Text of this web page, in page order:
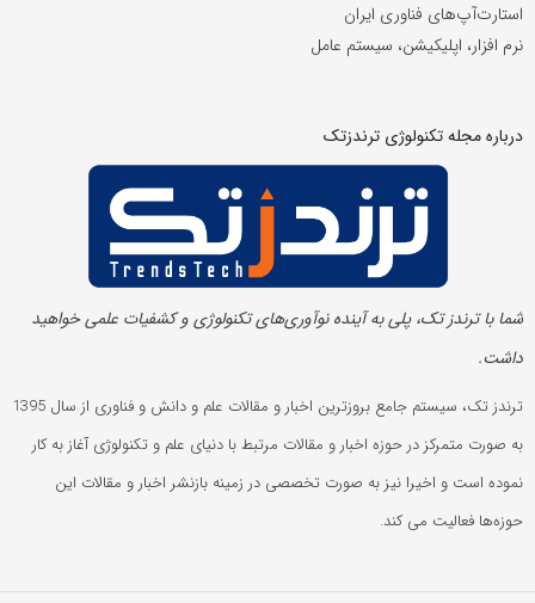
استارت‌آپ‌های فناوری ایران
نرم افزار، اپلیکیشن، سیستم عامل
درباره مجله تکنولوژی ترندزتک
شما با ترندز تک، پلی به آینده‌ نوآوری‌های تکنولوژی و کشفیات علمی خواهید
داشت.
ترندز تک، سیستم جامع بروزترین اخبار و مقالات علم و دانش و فناوری از سال 1395
به صورت متمرکز در حوزه اخبار و مقالات مرتبط با دنیای علم و تکنولوژی آغاز به کار
نموده است و اخیرا نیز به صورت تخصصی در زمینه بازنشر اخبار و مقالات این
حوزه‌ها فعالیت می کند.